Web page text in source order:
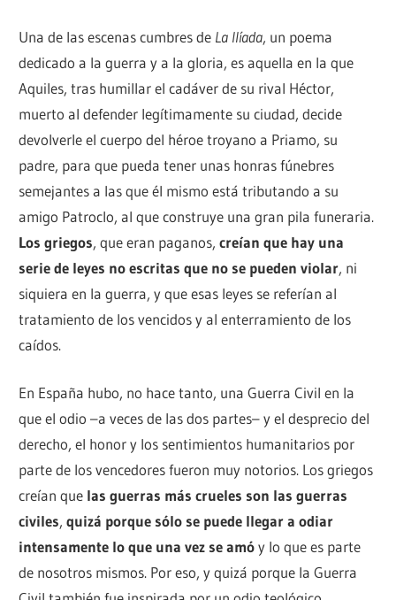
Una de las escenas cumbres de La Ilíada, un poema
dedicado a la guerra y a la gloria, es aquella en la que
Aquiles, tras humillar el cadáver de su rival Héctor,
muerto al defender legítimamente su ciudad, decide
devolverle el cuerpo del héroe troyano a Priamo, su
padre, para que pueda tener unas honras fúnebres
semejantes a las que él mismo está tributando a su
amigo Patroclo, al que construye una gran pila funeraria.
Los griegos, que eran paganos, creían que hay una
serie de leyes no escritas que no se pueden violar, ni
siquiera en la guerra, y que esas leyes se referían al
tratamiento de los vencidos y al enterramiento de los
caídos.
En España hubo, no hace tanto, una Guerra Civil en la
que el odio –a veces de las dos partes– y el desprecio del
derecho, el honor y los sentimientos humanitarios por
parte de los vencedores fueron muy notorios. Los griegos
creían que las guerras más crueles son las guerras
civiles, quizá porque sólo se puede llegar a odiar
intensamente lo que una vez se amóy lo que es parte
de nosotros mismos. Por eso, y quizá porque la Guerra